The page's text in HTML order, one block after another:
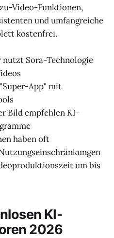
Video-Funktionen,
und umfangreiche
kostenfrei.
Sora-Technologie
App" mit
Bild empfehlen KI-
haben oft
um bis
KI-
2026